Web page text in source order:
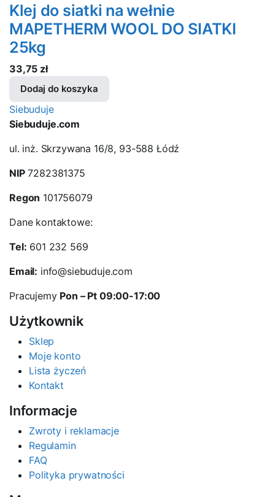
Klej do siatki na wełnie
MAPETHERM WOOL DO SIATKI
25kg
33,75 zł
Dodaj do koszyka
Siebuduje
Siebuduje.com
ul. inż. Skrzywana 16/8, 93-588 Łódź
NIP7282381375
Regon 101756079
Dane kontaktowe:
Tel: 601 232 569
Email: info@siebuduje.com
Pracujemy Pon – Pt 09:00-17:00
Użytkownik
Sklep
Moje konto
Lista życzeń
Kontakt
Informacje
Zwroty i reklamacje
Regulamin
FAQ
Polityka prywatności